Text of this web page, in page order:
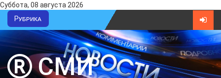
Суббота, 08 августа 2026
Рубрика
СМИ